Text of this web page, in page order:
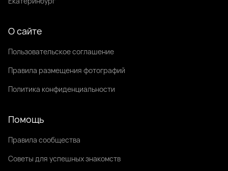
О сайте
Пользовательское соглашение
Правила размещения фотографий
Политика конфиденциальности
Помощь
Правила сообщества
Советы для успешных знакомств